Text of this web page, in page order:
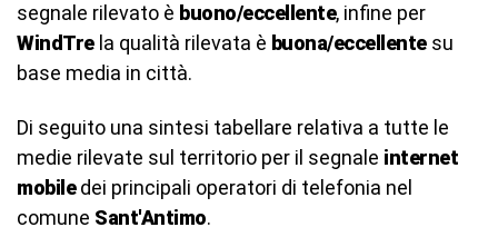
segnale rilevato è buono/eccellente, infine per
WindTrela qualità rilevata è buona/eccellentesu
base media in città.
Di seguito una sintesi tabellare relativa a tutte le
medie rilevate sul territorio per il segnale internet
mobiledei principali operatori di telefonia nel
comune Sant'Antimo.